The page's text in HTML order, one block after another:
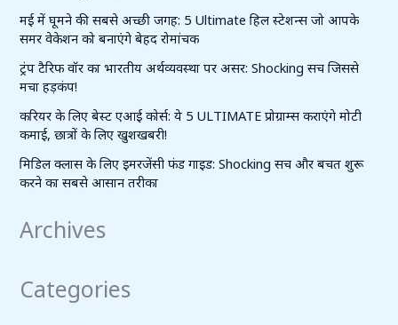
मई में घूमने की सबसे अच्छी जगह: 5 Ultimate हिल स्टेशन्स जो आपके
समर वेकेशन को बनाएंगे बेहद रोमांचक
ट्रंप टैरिफ वॉर का भारतीय अर्थव्यवस्था पर असर: Shocking सच जिससे
मचा हड़कंप!
करियर के लिए बेस्ट एआई कोर्स: ये 5 ULTIMATE प्रोग्राम्स कराएंगे मोटी
कमाई, छात्रों के लिए खुशखबरी!
मिडिल क्लास के लिए इमरजेंसी फंड गाइड: Shocking सच और बचत शुरू
करने का सबसे आसान तरीका
Archives
Categories